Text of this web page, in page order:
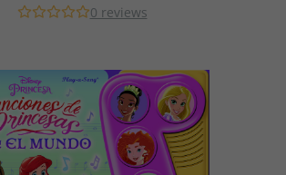
0 reviews